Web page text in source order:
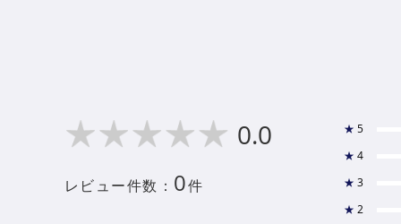
0.0
レビュー件数： 0件
★ 5
★ 4
★ 3
★ 2